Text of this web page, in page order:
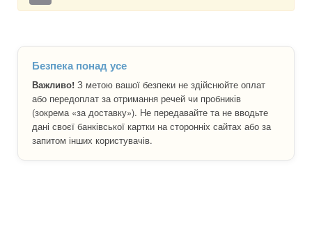
Безпека понад усе
Важливо! З метою вашої безпеки не здійснюйте оплат
або передоплат за отримання речей чи пробників
(зокрема «за доставку»). Не передавайте та не вводьте
дані своєї банківської картки на сторонніх сайтах або за
запитом інших користувачів.